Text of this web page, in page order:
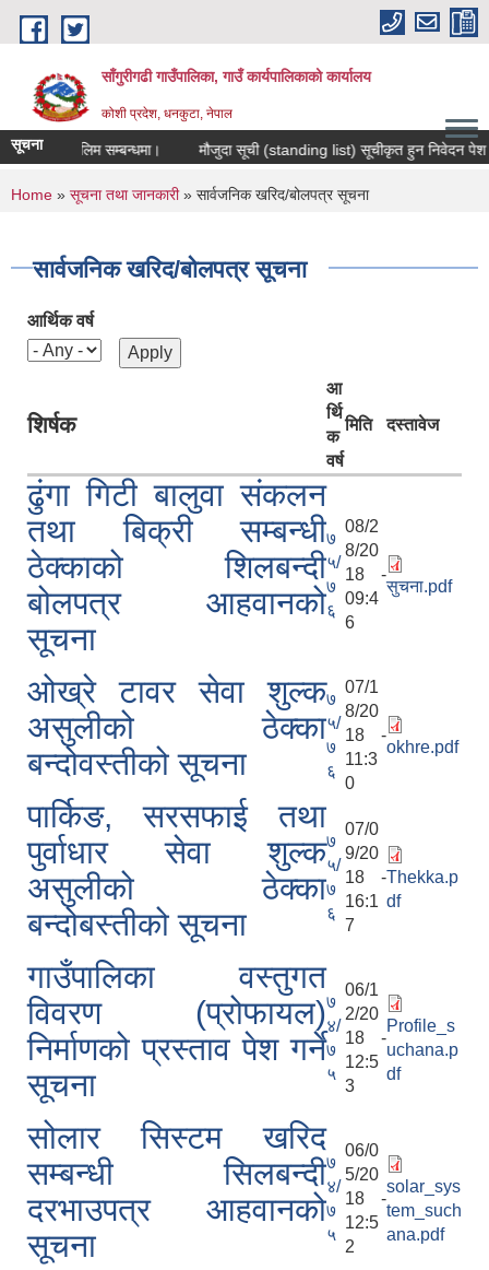
Skip to main content
साँगुरीगढी गाउँपालिका, गाउँ कार्यपालिकाको कार्यालय
कोशी प्रदेश, धनकुटा, नेपाल
सूचना
मुलक तालिम सम्बन्धमा। मौजुदा सूची (standing list) सूचीकृत हुन निवेदन पेश गर्ने
You are here
Home » सूचना तथा जानकारी» सार्वजनिक खरिद/बोलपत्र सूचना
सार्वजनिक खरिद/बोलपत्र सूचना
आर्थिक वर्ष
शिर्षक
आ
र्थि
क
वर्ष
मिति दस्तावेज
ढुंगा गिटी बालुवा संकलन
तथा बिक्री सम्बन्धी
ठेक्काको शिलबन्दी
बोलपत्र आहवानको
सूचना
७
५/
७
६
08/2
8/20
18 -
09:4
6
सुचना.pdf
ओख्रे टावर सेवा शुल्क
असुलीको ठेक्का
बन्दोवस्तीको सूचना
७
५/
७
६
07/1
8/20
18 -
11:3
0
okhre.pdf
पार्किङ, सरसफाई तथा
पुर्वाधार सेवा शुल्क
असुलीको ठेक्का
बन्दोबस्तीको सूचना
७
५/
७
६
07/0
9/20
18 -
16:1
7
Thekka.p
df
गाउँपालिका वस्तुगत
विवरण (प्रोफायल)
निर्माणको प्रस्ताव पेश गर्ने
सूचना
७
४/
७
५
06/1
2/20
18 -
12:5
3
Profile_s
uchana.p
df
सोलार सिस्टम खरिद
सम्बन्धी सिलबन्दी
दरभाउपत्र आहवानको
सूचना
७
४/
७
५
06/0
5/20
18 -
12:5
2
solar_sys
tem_such
ana.pdf